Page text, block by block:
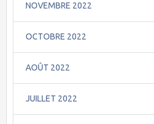
NOVEMBRE 2022
OCTOBRE 2022
AOÛT 2022
JUILLET 2022